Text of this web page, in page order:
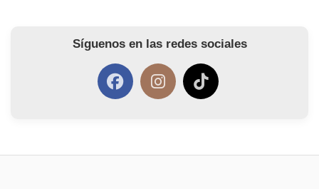
Síguenos en las redes sociales